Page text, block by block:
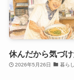
休んだから気づ
2026年5月26日 暮らし